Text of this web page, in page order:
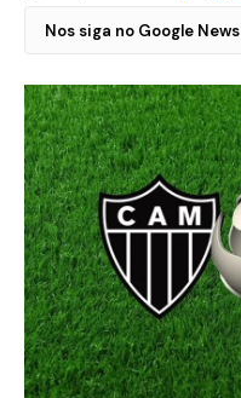
Nos siga no Google News